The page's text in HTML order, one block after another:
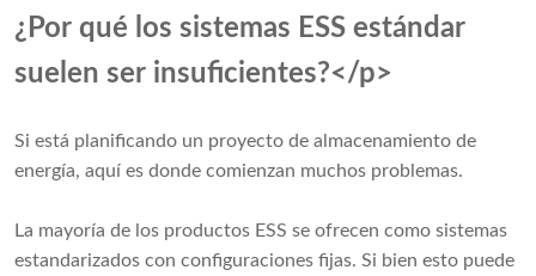
¿Por qué los sistemas ESS estándar
suelen ser insuficientes?</p>
Si está planificando un proyecto de almacenamiento de
energía, aquí es donde comienzan muchos problemas.
La mayoría de los productos ESS se ofrecen como sistemas
estandarizados con configuraciones fijas. Si bien esto puede